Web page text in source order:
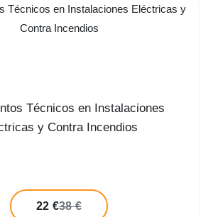
Técnicos en Instalaciones
y Contra Incendios
22 €38 €